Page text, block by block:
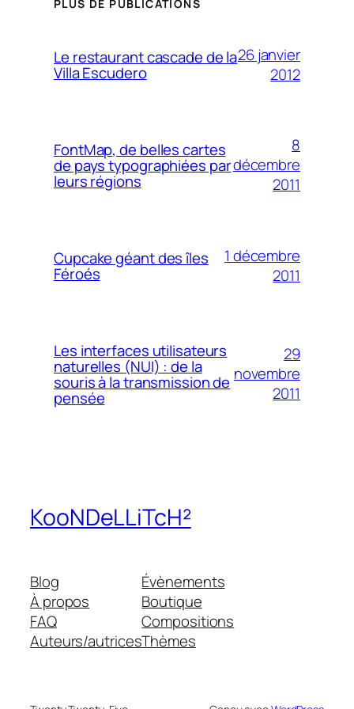
PLUS DE PUBLICATIONS
Le restaurant cascade de la
Villa Escudero
26 janvier
2012
FontMap, de belles cartes
de pays typographiées par
leurs régions
8
décembre
2011
Cupcake géant des îles
Féroés
1 décembre
2011
Les interfaces utilisateurs
naturelles (NUI) : de la
souris à la transmission de
pensée
29
novembre
2011
KooNDeLLiTcH²
Blog
À propos
FAQ
Auteurs/autrices
Évènements
Boutique
Compositions
Thèmes